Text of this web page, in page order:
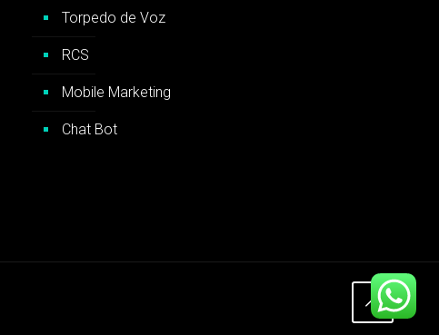
Torpedo de Voz
RCS
Mobile Marketing
Chat Bot